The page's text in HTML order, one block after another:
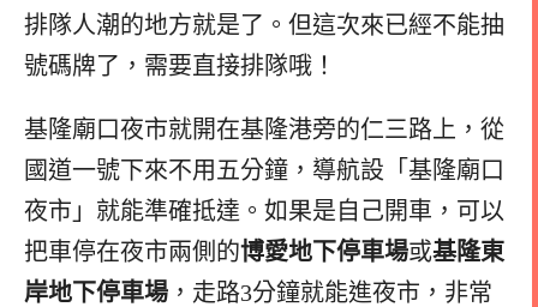
排隊人潮的地方就是了。但這次來已經不能抽
號碼牌了，需要直接排隊哦！
基隆廟口夜市就開在基隆港旁的仁三路上，從
國道一號下來不用五分鐘，導航設「基隆廟口
夜市」就能準確抵達。如果是自己開車，可以
把車停在夜市兩側的博愛地下停車場或基隆東
岸地下停車場 ，走路3分鐘就能進夜市，非常